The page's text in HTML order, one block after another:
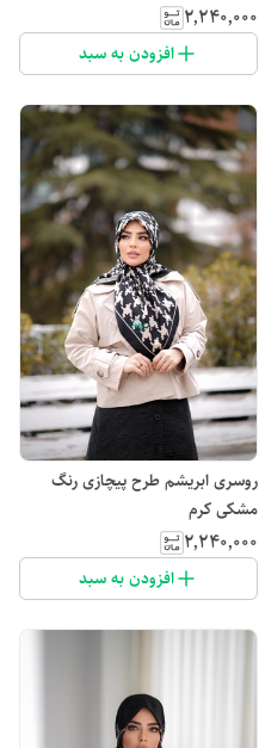
۲٬۲۴۰٬۰۰۰
افزودن به سبد
روسری ابریشم طرح پیچازی رنگ
مشکی کرم
۲٬۲۴۰٬۰۰۰
افزودن به سبد